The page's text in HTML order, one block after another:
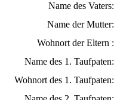
Name des Vaters:
Name der Mutter:
Wohnort der Eltern :
Name des 1. Taufpaten:
Wohnort des 1. Taufpaten: